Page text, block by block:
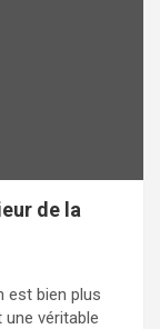
de la
est bien plus
une véritable